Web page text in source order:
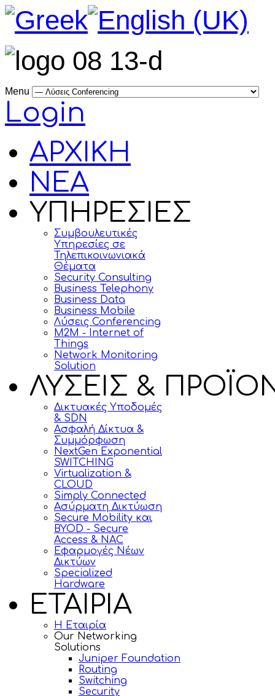
Menu
Login
ΑΡΧΙΚΗ
ΝΕΑ
ΥΠΗΡΕΣΙΕΣ
Συμβουλευτικές
Υπηρεσίες σε
Τηλεπικοινωνιακά
Θέματα
Security Consulting
Business Telephony
Business Data
Business Mobile
Λύσεις Conferencing
M2M - Internet of
Things
Network Monitoring
Solution
ΛΥΣΕΙΣ &
Δικτυακές Υποδομές
& SDN
Ασφαλή Δίκτυα &
Συμμόρφωση
NextGen Exponential
SWITCHING
Virtualization &
CLOUD
Simply Connected
Ασύρματη Δικτύωση
Secure Mobility και
BYOD - Secure
Access & NAC
Εφαρμογές Νέων
Δικτύων
Specialized
Hardware
ΕΤΑΙΡΙΑ
Η Εταιρία
Our Networking
Solutions
Juniper Foundation
Routing
Switching
Security